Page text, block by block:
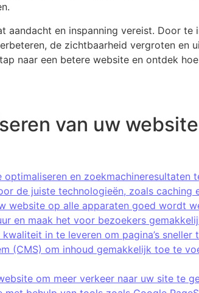
aandacht en inspanning vereist. Door te
de zichtbaarheid vergroten en
naar een betere website en ontdek
van uw
en zoekmachineresultaten
de juiste technologieën, zoals caching
website op alle apparaten goed wordt
en maak het voor bezoekers
in te leveren om pagina’s sneller
(CMS) om inhoud gemakkelijk toe te
om meer verkeer naar uw site te